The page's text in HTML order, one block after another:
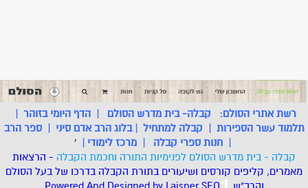
רשת אתרי הסולם: קבלה- בית מדרש הסולם |הדף היומי בזוהר |
תלמוד עשר הספירות | קבלה למתחיל |בלוג הרב אדם סיני |ספר הרב
| חנות ספרי קבלה | מרכז לימודי |
'
קבלה - בית מדרש הסולם לפנימיות התורה וחכמת הקבלה - הרצאות
מאמרים, קליפים קורסים ושיעורים בתורת הקבלה בדרכו של בעל הסולם